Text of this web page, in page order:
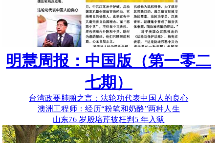
明慧周报：中国版（第一零二
七期）
台湾政要肺腑之言：法轮功代表中国人的良心
澳洲工程师：经历“粉笔和奶酪”两种人生
山东76 岁殷培芹被枉判5 年入狱